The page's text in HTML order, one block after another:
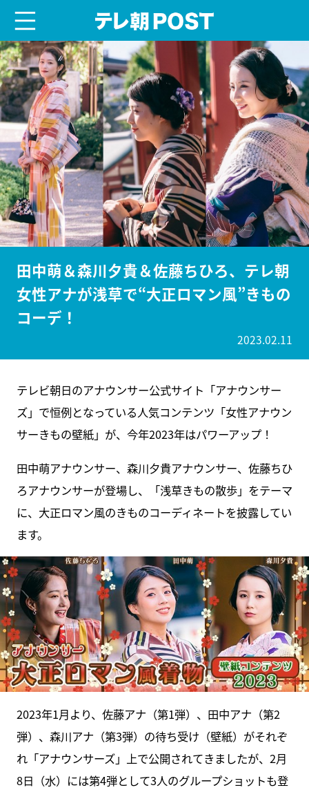
田中萌＆森川夕貴＆佐藤ちひろ、テレ朝
女性アナが浅草で“大正ロマン風”きもの
コーデ！
2023.02.11
テレビ朝日のアナウンサー公式サイト「アナウンサー
ズ」で恒例となっている人気コンテンツ「女性アナウン
サーきもの壁紙」が、今年2023年はパワーアップ！
田中萌アナウンサー、森川夕貴アナウンサー、佐藤ちひ
ろアナウンサーが登場し、「浅草きもの散歩」をテーマ
に、大正ロマン風のきものコーディネートを披露してい
ます。
2023年1月より、佐藤アナ（第1弾）、田中アナ（第2
弾）、森川アナ（第3弾）の待ち受け（壁紙）がそれぞ
れ「アナウンサーズ」上で公開されてきましたが、2月
8日（水）には第4弾として3人のグループショットも登